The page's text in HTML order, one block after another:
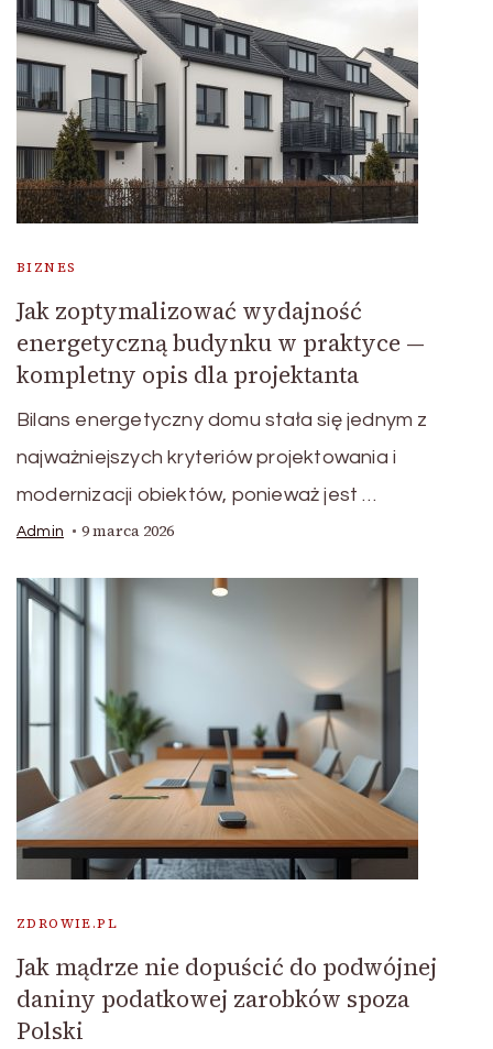
BIZNES
Jak zoptymalizować wydajność
energetyczną budynku w praktyce —
kompletny opis dla projektanta
Bilans energetyczny domu stała się jednym z
najważniejszych kryteriów projektowania i
modernizacji obiektów, ponieważ jest …
Admin 9 marca 2026
ZDROWIE.PL
Jak mądrze nie dopuścić do podwójnej
daniny podatkowej zarobków spoza
Polski